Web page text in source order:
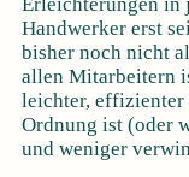
Handwerker erst
bisher noch nicht
allen Mitarbeitern
leichter, effizienter
Ordnung ist (oder
und weniger